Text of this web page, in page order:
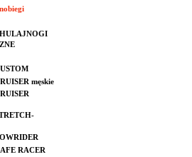
męskie
RACER